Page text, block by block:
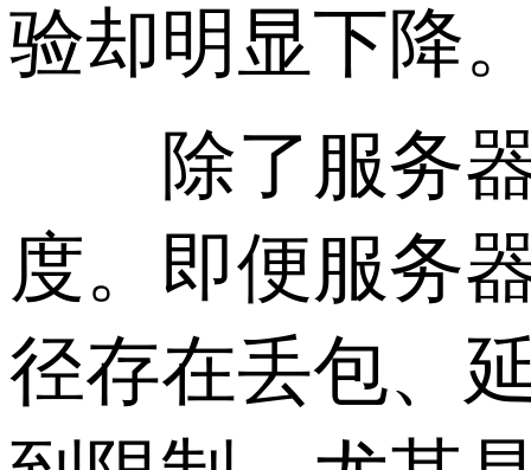
验却明显下降
除了服务器
度。即便服务
径存在丢包、